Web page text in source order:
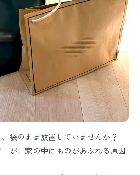
袋のまま放置していませんか？
が、家の中にものがあふれる原因